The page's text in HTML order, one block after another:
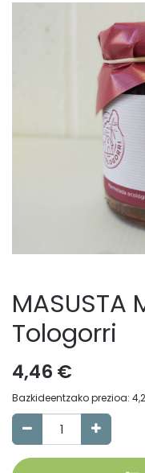
MASUSTA
Tologorri
4,46 €
Bazkideentzako prezioa: